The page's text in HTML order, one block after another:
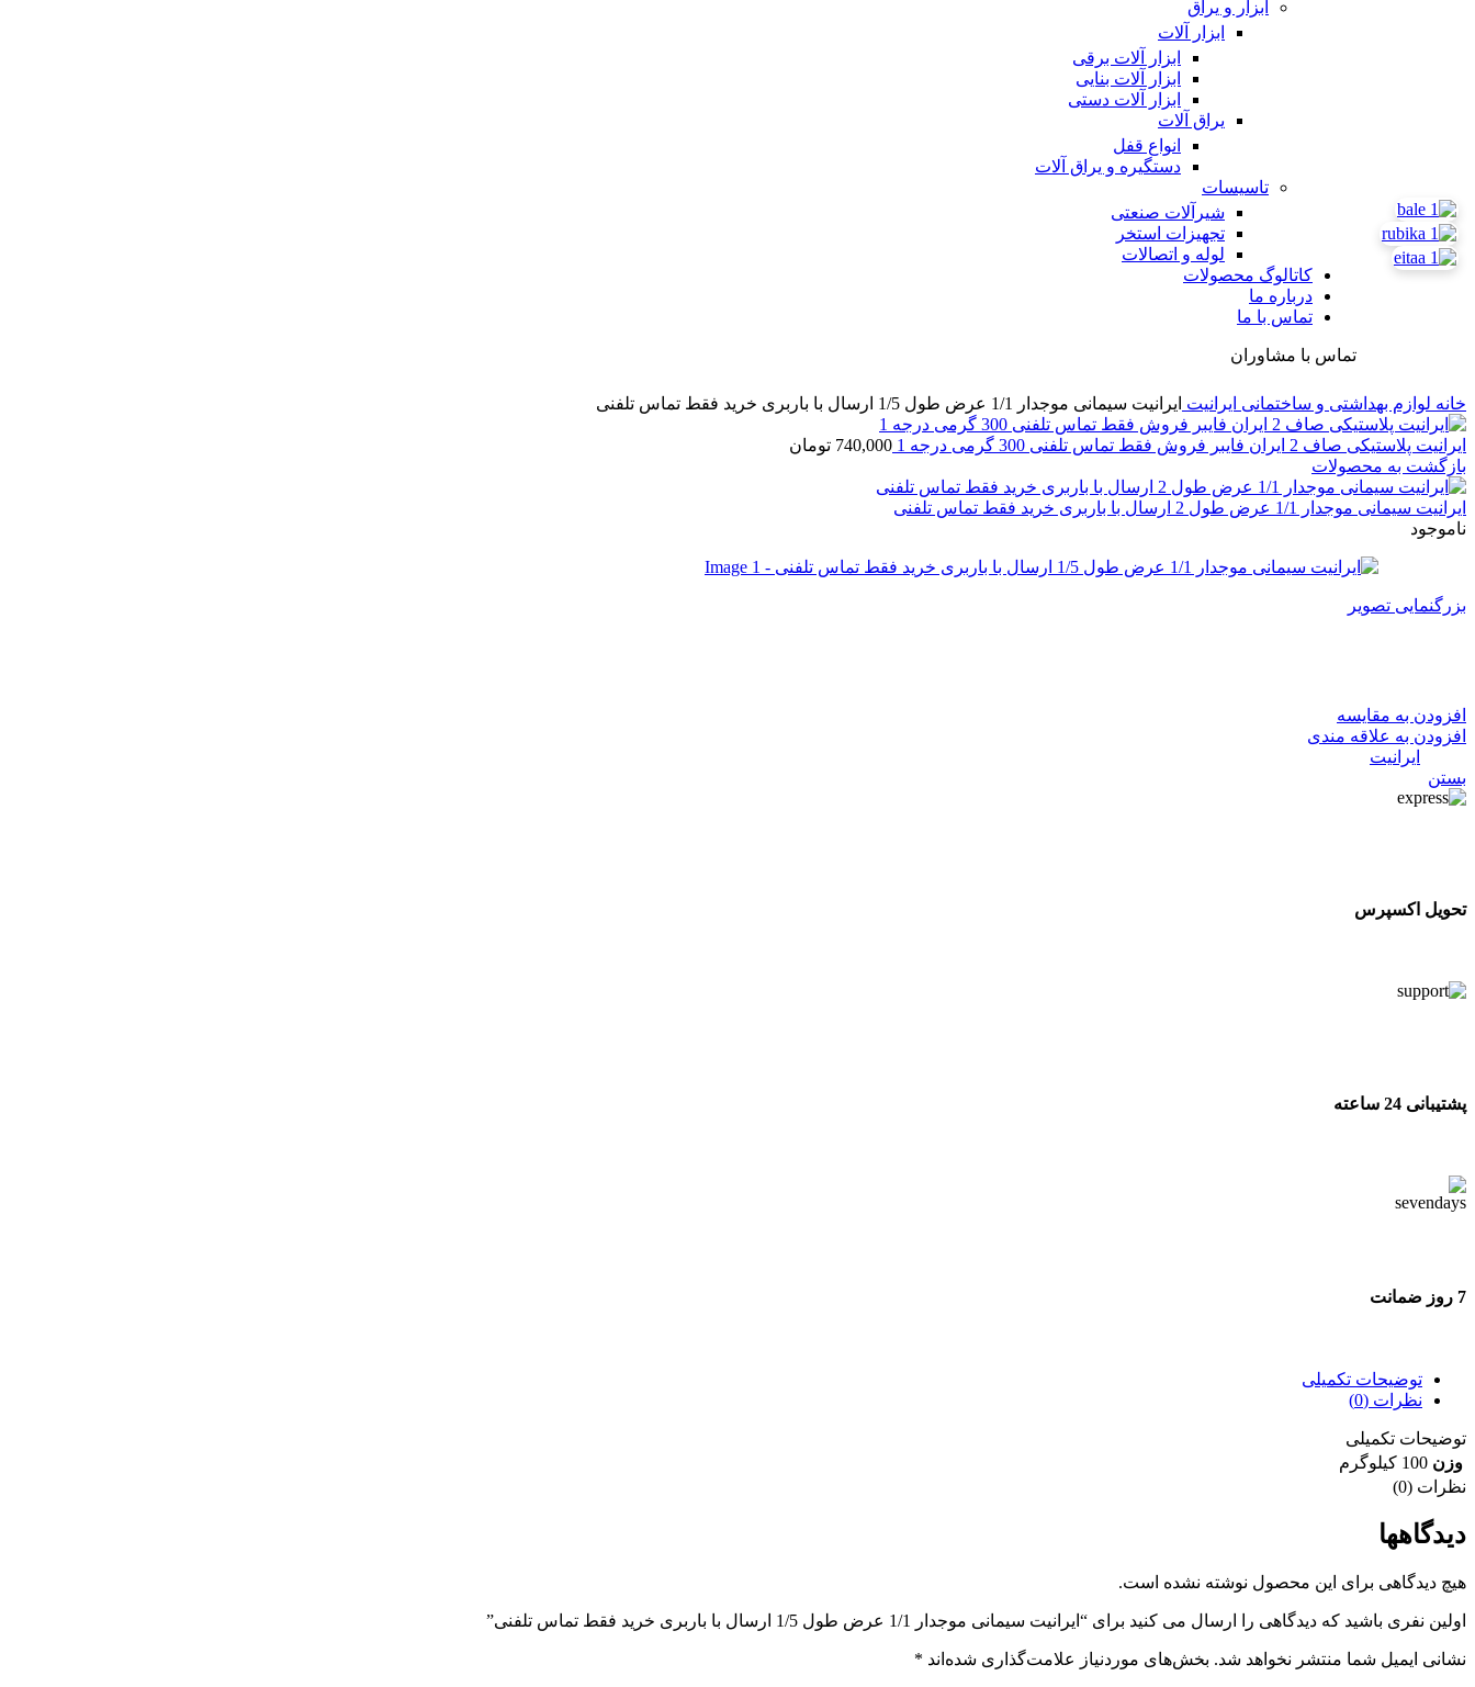
ابزار و یراق
ابزار آلات
ابزار آلات برقی
ابزار آلات بنایی
ابزار آلات دستی
یراق آلات
انواع قفل
دستگیره و یراق آلات
تاسیسات
شیرآلات صنعتی
تجهیزات استخر
لوله و اتصالات
کاتالوگ محصولات
درباره ما
تماس با ما
تماس با مشاوران
خانه لوازم بهداشتی و ساختمانی ایرانیت ایرانیت سیمانی موجدار 1/1 عرض طول 1/5 ارسال با باربری خرید فقط تماس تلفنی
ایرانیت پلاستیکی صاف 2 ایران فایبر فروش فقط تماس تلفنی 300 گرمی درجه 1 740,000 تومان
بازگشت به محصولات
ایرانیت سیمانی موجدار 1/1 عرض طول 2 ارسال با باربری خرید فقط تماس تلفنی
ناموجود
بزرگنمایی تصویر
افزودن به مقایسه
افزودن به علاقه مندی
ایرانیت
بستن
تحویل اکسپرس
پشتیبانی 24 ساعته
7 روز ضمانت
توضیحات تکمیلی
نظرات (0)
توضیحات تکمیلی
وزن 100 کیلوگرم
نظرات (0)
دیدگاهها
هیچ دیدگاهی برای این محصول نوشته نشده است.
اولین نفری باشید که دیدگاهی را ارسال می کنید برای “ایرانیت سیمانی موجدار 1/1 عرض طول 1/5 ارسال با باربری خرید فقط تماس تلفنی”
نشانی ایمیل شما منتشر نخواهد شد. بخش‌های موردنیاز علامت‌گذاری شده‌اند *